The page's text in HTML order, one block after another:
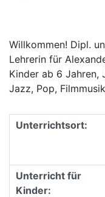
Willkommen! Dipl.
Lehrerin für
Kinder ab 6 Jahren,
Jazz, Pop,
Unterrichtsort:
Unterricht für
Kinder: